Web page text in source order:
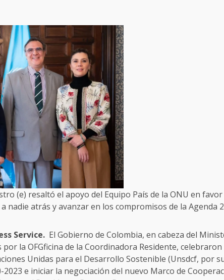
(e) resaltó el apoyo del Equipo País de la ONU en
nadie atrás y avanzar en los compromisos de la Agenda
Service. El Gobierno de Colombia, en cabeza del
la OFGficina de la Coordinadora Residente,
Unidas para el Desarrollo Sostenible (Unsdcf, por
e iniciar la negociación del nuevo Marco de